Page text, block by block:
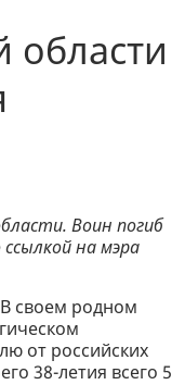
области
Воин погиб
на мэра
своем родном
от российских
38-летия всего 5